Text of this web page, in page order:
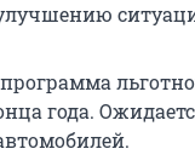
года.